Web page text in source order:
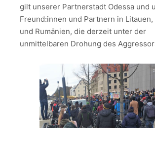
gilt unserer Partnerstadt Odessa und
Freund:innen und Partnern in
und Rumänien, die derzeit unter der
unmittelbaren Drohung des